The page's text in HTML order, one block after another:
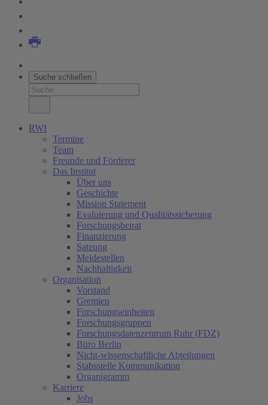
Suche schließen
RWI
Termine
Team
Freunde und Förderer
Das Institut
Über uns
Geschichte
Mission Statement
Evaluierung und Qualitätssicherung
Forschungsbeirat
Finanzierung
Satzung
Meldestellen
Nachhaltigkeit
Organisation
Vorstand
Gremien
Forschungseinheiten
Forschungsgruppen
Forschungsdatenzentrum Ruhr (FDZ)
Büro Berlin
Nicht-wissenschaftliche Abteilungen
Stabsstelle Kommunikation
Organigramm
Karriere
Jobs